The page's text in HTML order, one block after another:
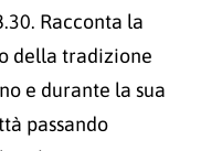
Racconta la
della tradizione
e durante la sua
passando